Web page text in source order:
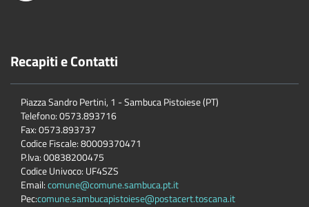
Recapiti e Contatti
Piazza Sandro Pertini, 1 - Sambuca Pistoiese (PT)
Telefono: 0573.893716
Fax: 0573.893737
Codice Fiscale: 80009370471
P.Iva: 00838200475
Codice Univoco: UF4SZS
Email:comune@comune.sambuca.pt.it
Pec:comune.sambucapistoiese@postacert.toscana.it